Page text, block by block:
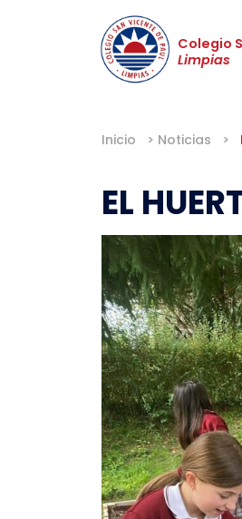
Colegio
Limpias
Inicio > Noticias >
EL